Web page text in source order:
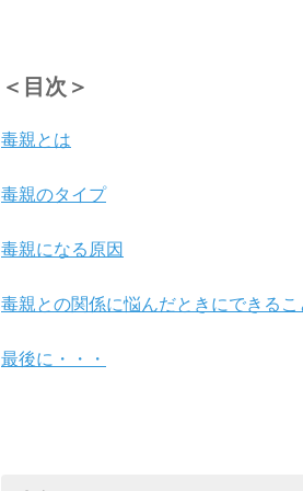
＜目次＞
毒親とは
毒親のタイプ
毒親になる原因
毒親との関係に悩んだときにできるこ
最後に・・・